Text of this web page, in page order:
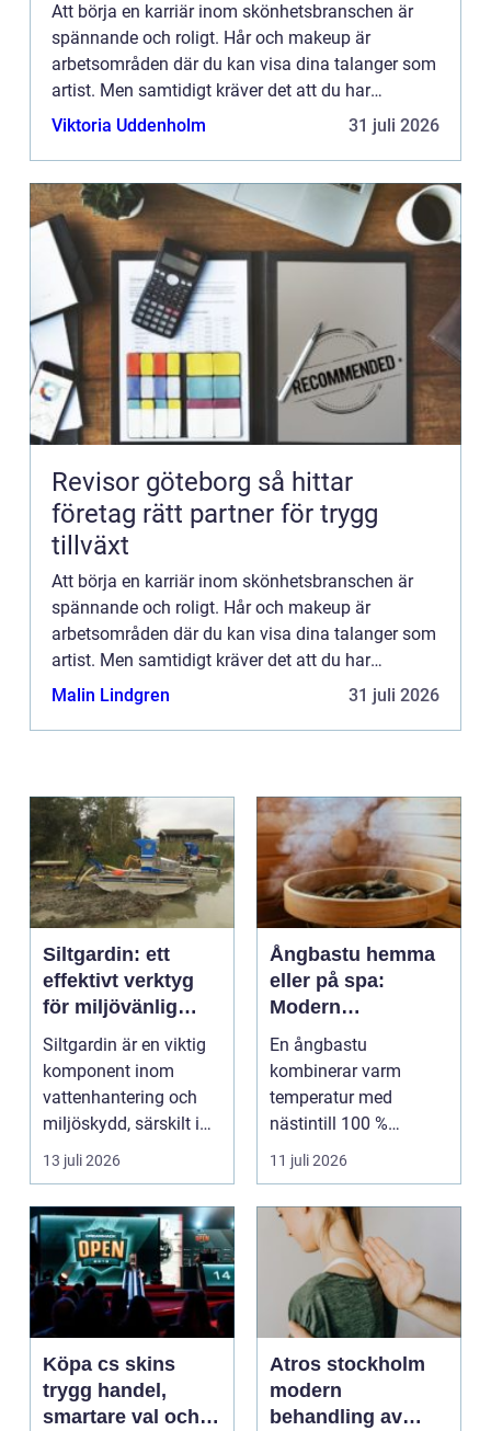
Att börja en karriär inom skönhetsbranschen är
spännande och roligt. Hår och makeup är
arbetsområden där du kan visa dina talanger som
artist. Men samtidigt kräver det att du har
kunskap i hur man h...
Viktoria Uddenholm 31 juli 2026
Revisor göteborg så hittar
företag rätt partner för trygg
tillväxt
Att börja en karriär inom skönhetsbranschen är
spännande och roligt. Hår och makeup är
arbetsområden där du kan visa dina talanger som
artist. Men samtidigt kräver det att du har
kunskap i hur man h...
Malin Lindgren 31 juli 2026
Siltgardin: ett
effektivt verktyg
för miljövänlig
vattenhantering
Siltgardin är en viktig
komponent inom
vattenhantering och
miljöskydd, särskilt i
verksamheter som i...
13 juli 2026
Ångbastu hemma
eller på spa:
Modern
återhämtning med
uråldrig logik
En ångbastu
kombinerar varm
temperatur med
nästintill 100 %
luftfuktighet för att
11 juli 2026
Köpa cs skins
trygg handel,
smartare val och
Atros stockholm
modern
behandling av